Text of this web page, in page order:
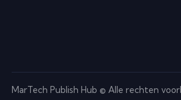
MarTech Publish Hub © Alle rechten